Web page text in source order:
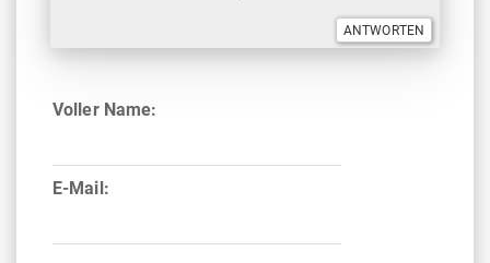
Voller Name:
E-Mail: